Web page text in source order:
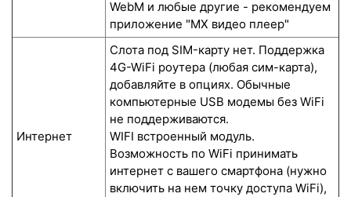
WebM и любые другие - рекомендуем
приложение "MX видео плеер"
Интернет
Слота под SIM-карту нет. Поддержка
4G-WiFi роутера (любая сим-карта),
добавляйте в опциях. Обычные
компьютерные USB модемы без WiFi
не поддерживаются.
WIFI встроенный модуль.
Возможность по WiFi принимать
интернет с вашего смартфона (нужно
включить на нем точку доступа WiFi),